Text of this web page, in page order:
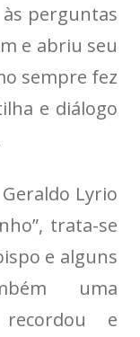
perguntas
e abriu seu
sempre fez
e diálogo
Lyrio
trata-se
e alguns
uma
e